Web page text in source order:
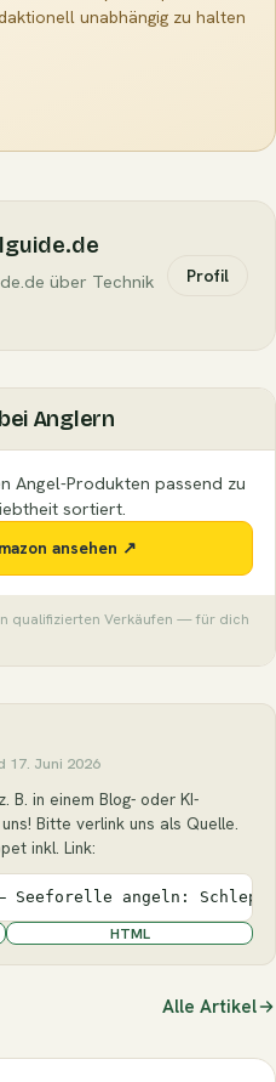
unabhängig zu halten
über Technik
Profil
Anglern
Angel-Produkten passend zu
sortiert.
ansehen ↗
qualifizierten Verkäufen — für dich
17. Juni 2026
B. in einem Blog- oder KI-
Bitte verlink uns als Quelle.
inkl. Link:
Seeforelle angeln:
HTML
Alle Artikel